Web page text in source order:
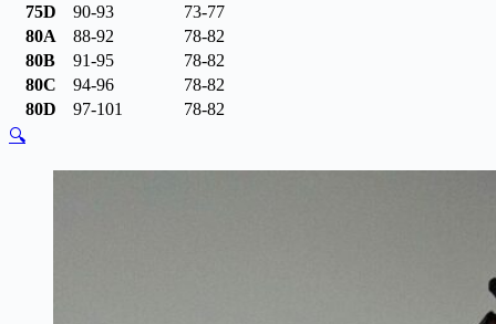
75D
90-93
73-77
80A
88-92
78-82
80B
91-95
78-82
80C
94-96
78-82
80D
97-101
78-82
🔍